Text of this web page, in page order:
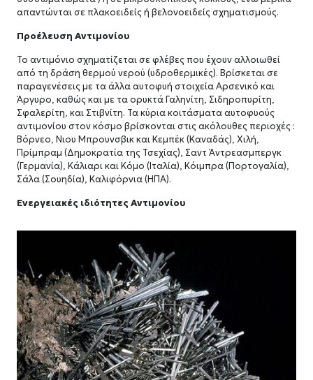
απαντώνται σε πλακοειδείς ή βελονοειδείς σχηματισμούς.
Προέλευση Αντιμονίου
Το αντιμόνιο σχηματίζεται σε φλέβες που έχουν αλλοιωθεί
από τη δράση θερμού νερού (υδροθερμικές). Βρίσκεται σε
παραγενέσεις με τα άλλα αυτοφυή στοιχεία Αρσενικό και
Άργυρο, καθώς και με τα ορυκτά Γαληνίτη, Σιδηροπυρίτη,
Σφαλερίτη, και Στιβνίτη. Τα κύρια κοιτάσματα αυτοφυούς
αντιμονίου στον κόσμο βρίσκονται στις ακόλουθες περιοχές :
Βόρνεο, Νιου Μπρουνσβικ και Κεμπέκ (Καναδάς), Χιλή,
Πρίμπραμ (Δημοκρατία της Τσεχίας), Σαντ Άντρεασμπεργκ
(Γερμανία), Κάλιαρι και Κόμο (Ιταλία), Κόιμπρα (Πορτογαλία),
Σάλα (Σουηδία), Καλιφόρνια (ΗΠΑ).
Ενεργειακές ιδιότητες Αντιμονίου